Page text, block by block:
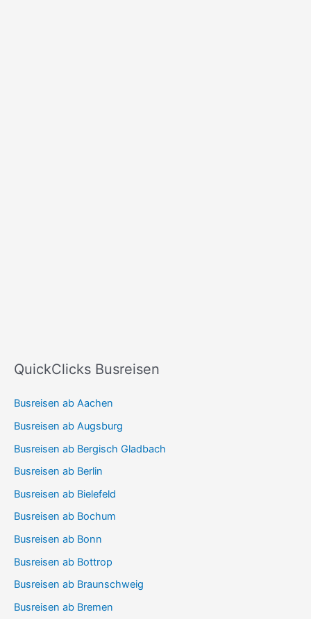
QuickClicks Busreisen
Busreisen ab Aachen
Busreisen ab Augsburg
Busreisen ab Bergisch Gladbach
Busreisen ab Berlin
Busreisen ab Bielefeld
Busreisen ab Bochum
Busreisen ab Bonn
Busreisen ab Bottrop
Busreisen ab Braunschweig
Busreisen ab Bremen